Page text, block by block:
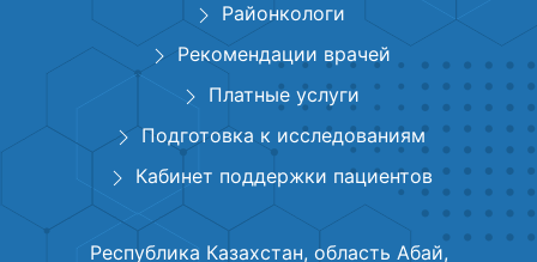
Районкологи
Рекомендации врачей
Платные услуги
Подготовка к исследованиям
Кабинет поддержки пациентов
Республика Казахстан, область Абай,